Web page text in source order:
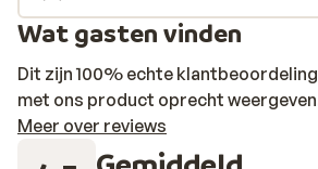
Wat gasten vinden
Dit zijn 100% echte
met ons product oprecht
Meer over reviews